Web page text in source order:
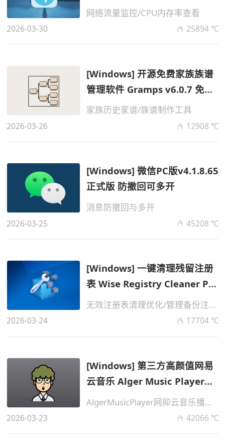
v1.86.0 便...
网络流量监控/CPU内存率查看
2026-03-30 25894 ℃
[Windows] 开源免费家族族谱
管理软件 Gramps v6.0.7 免费
版
家族历史家谱/族谱制作工具
2026-03-26 12908 ℃
[Windows] 微信PC版v4.1.8.65
正式版 防撤回可多开
消息防撤回与多开
2026-03-25 45208 ℃
[Windows] 一键清理残留注册
表 Wise Registry Cleaner Pro
v11.3...
无效注册表清理优化/管理备份注册表
2026-03-24 17704 ℃
[Windows] 第三方高颜值网易
云音乐 Alger Music Player
v5.1.0 免...
AlgerMusicPlayer网抑云音乐播放器
2026-03-23 42066 ℃